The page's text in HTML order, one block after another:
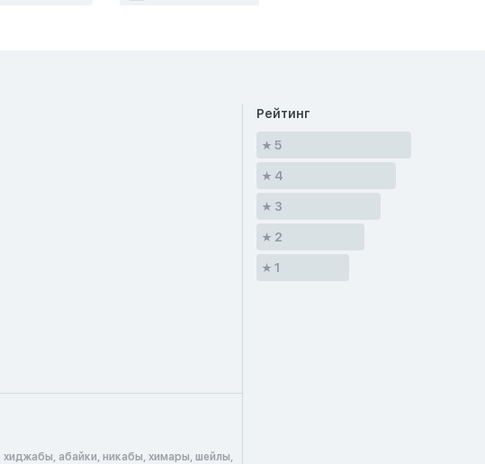
абайки, никабы, химары, шейлы,
Рейтинг
5
4
3
2
1